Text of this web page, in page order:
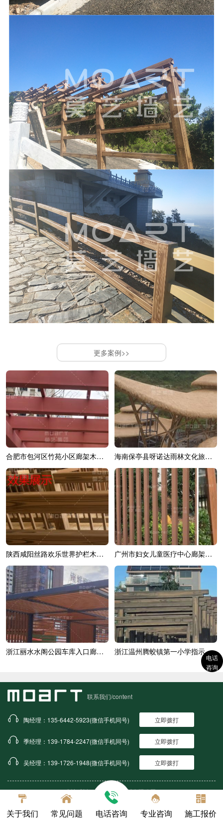
更多案例>>
合肥市包河区竹苑小区廊架木纹漆效果展示 海南保亭县呀诺达雨林文化旅游区综合造...
陕西咸阳丝路欢乐世界护栏木纹漆效果展示 广州市妇女儿童医疗中心廊架木纹漆效果展示
浙江丽水水阁公园车库入口廊架木纹漆 浙江温州腾蛟镇第一小学指示牌木纹漆施...
联系我们/content
陶经理：135-6442-5923(微信手机同号) 立即拨打
季经理：139-1784-2247(微信手机同号) 立即拨打
吴经理：139-1726-1948(微信手机同号) 立即拨打
版权所有：上海莫艺建材有限公司
备案号：沪ICP备16050690号
关于我们 常见问题 电话咨询 专业咨询 施工报价
电话
咨询